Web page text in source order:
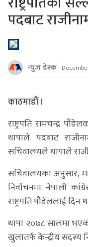
पदबाट
न्युज डेस्क
काठमाडौँ ।
राष्ट्रपति रामचन्द्र
थापाले पदबाट
सचिवालयले थापाले
सचिवालयका अनुसार,
निर्वाचनमा नेपाली
राष्ट्रपति पौडेललाई दिन
थापा २०७८ सालमा
खुलातर्फ केन्द्रीय सदस्य